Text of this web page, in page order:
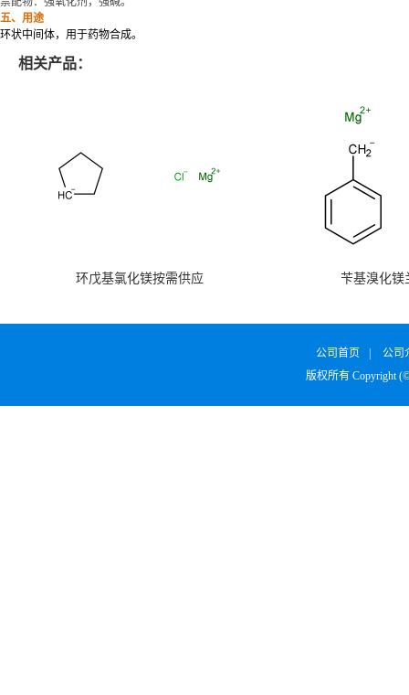
五、用途
环状中间体，用于药物合成。
相关产品：
环戊基氯化镁按需供应 苄基溴化镁
公司首页
公司
版权所有 Copyright